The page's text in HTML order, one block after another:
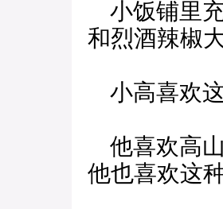
小饭铺里
和烈酒辣椒
小高喜欢这
他喜欢高
他也喜欢这